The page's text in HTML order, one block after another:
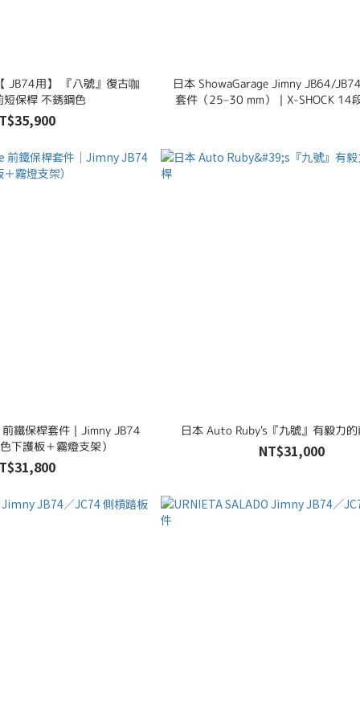
JB74用】 『八號』復古咖
短保桿 不銹鋼色
日本 ShowaGarage Jimny JB64/
套件（25–30 mm）｜X-SHOCK 14
鐵保桿套件｜Jimny JB74
下護板＋霧燈支架）
日本 Auto Ruby's『九號』有毅力
NT$31,000